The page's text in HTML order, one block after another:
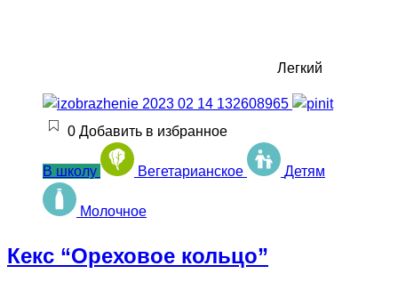
Легкий
0 Добавить в избранное
В школу Вегетарианское Детям
Молочное
Кекс “Ореховое кольцо”